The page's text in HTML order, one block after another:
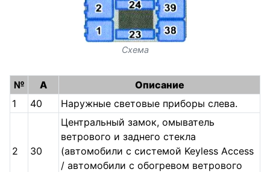
Схема
№ A
Описание
1
40 Наружные световые приборы слева.
2 30
Центральный замок, омыватель
ветрового и заднего стекла
(автомобили с системой Keyless Access
/ автомобили с обогревом ветрового